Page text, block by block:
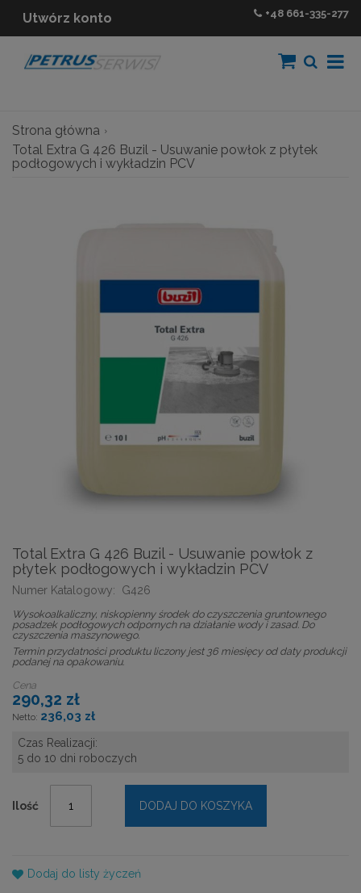
Utwórz konto +48 661-335-277
Strona główna
Total Extra G 426 Buzil - Usuwanie powłok z płytek
podłogowych i wykładzin PCV
Total Extra G 426 Buzil - Usuwanie powłok z
płytek podłogowych i wykładzin PCV
Numer Katalogowy: G426
Wysokoalkaliczny, niskopienny środek do czyszczenia gruntownego
posadzek podłogowych odpornych na działanie wody i zasad. Do
czyszczenia maszynowego.
Termin przydatności produktu liczony jest 36 miesięcy od daty produkcji
podanej na opakowaniu.
Cena
290,32 zł
236,03 zł
Czas Realizacji:
5 do 10 dni roboczych
Ilość DODAJ DO KOSZYKA
Dodaj do listy życzeń